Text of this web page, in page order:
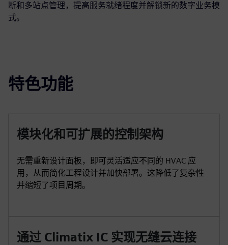
断和多站点管理，提高服务就绪程度并解锁新的数字业务模
式。
特色功能
模块化和可扩展的控制架构
无需重新设计面板，即可灵活适应不同的 HVAC 应
用，从而简化工程设计并加快部署。这降低了复杂性
并缩短了项目周期。
通过 Climatix IC 实现无缝云连接